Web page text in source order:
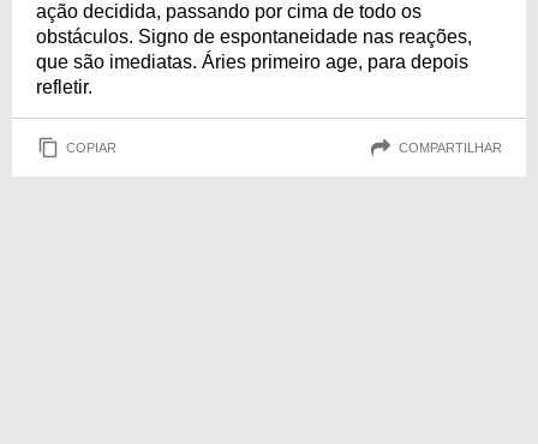
ação decidida, passando por cima de todo os
obstáculos. Signo de espontaneidade nas reações,
que são imediatas. Áries primeiro age, para depois
refletir.
COPIAR COMPARTILHAR